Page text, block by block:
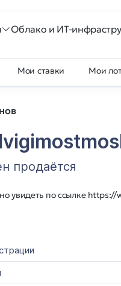
Облако и ИТ-
Мои ставки Мои
продаётся
увидеть по ссылке